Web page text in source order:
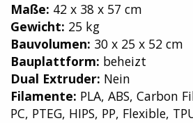
Maße: 42 x 38 x 57 cm
Gewicht: 25 kg
Bauvolumen: 30 x 25 x 52 cm
Bauplattform: beheizt
Dual Extruder: Nein
Filamente: PLA, ABS, Carbon
PC, PTEG, HIPS, PP, Flexible,